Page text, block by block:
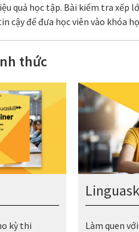
quả học tập. Bài kiểm tra xếp
cậy để đưa học viên vào khóa
thức
kỳ thi
Làm quen